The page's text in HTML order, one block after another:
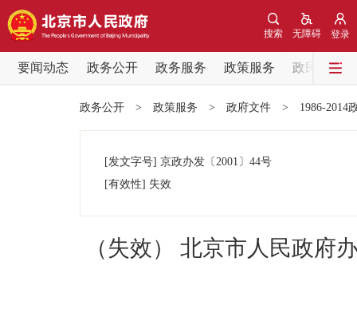
登录
无障碍
搜索
要闻动态 政务公开 政务服务 政策服务
政民互动
党中央精神
政务公开
政务公开 > 政策服务 > 政府文件 > 1986-2014
[发文字号] 京政办发 〔2001〕 44号
[有效性] 失效
（失效） 北京市人民政府